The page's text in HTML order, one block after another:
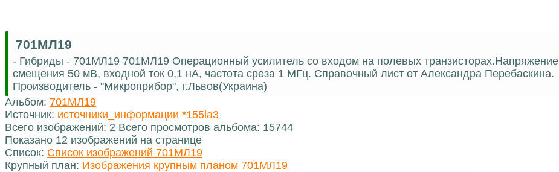
701МЛ19
- Гибриды - 701МЛ19 701МЛ19 Операционный усилитель со входом на полевых транзисторах.Напряжение
смещения 50 мВ, входной ток 0,1 нА, частота среза 1 МГц. Справочный лист от Александра Перебаскина.
Производитель - "Микроприбор", г.Львов(Украина)
Альбом: 701МЛ19
Источник: источники_информации *155la3
Всего изображений: 2 Всего просмотров альбома: 15744
Показано 12 изображений на странице
Список: Список изображений 701МЛ19
Крупный план: Изображения крупным планом 701МЛ19